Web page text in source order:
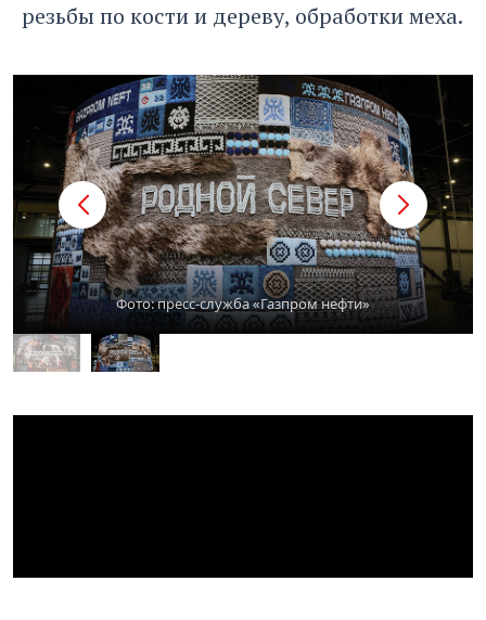
резьбы по кости и дереву, обработки меха.
Фото: пресс-служба «Газпром нефти»